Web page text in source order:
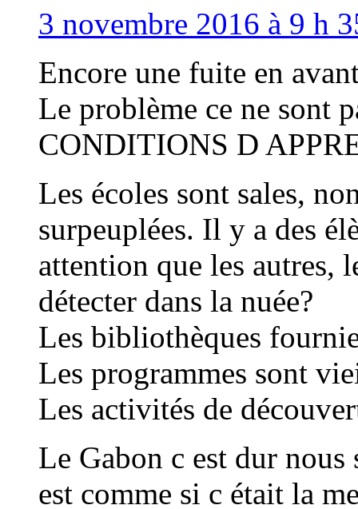
3 novembre 2016 à 9 h
Encore une fuite en
Le problème ce ne sont
CONDITIONS D
Les écoles sont sales,
surpeuplées. Il y a des
attention que les autres,
détecter dans la nuée?
Les bibliothèques
Les programmes sont
Les activités de
Le Gabon c est dur
est comme si c était la